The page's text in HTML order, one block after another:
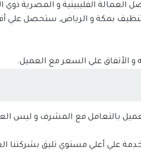
العمالة الفليبينية و المصرية ذوي
بمكة و الرياض, ستحصل علي
و الأتفاق علي السعر مع العميل.
العميل بالتعامل مع المشرف و ليس
علي أعلي مستوي تليق بشركتنا
الصحيح.
ارتفاع فواتير المياه تسليك
خدمات الأثاث خدمات